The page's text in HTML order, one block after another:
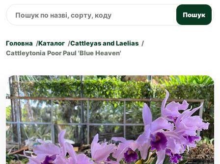
Пошук
Головна Каталог
Cattleyas and Laelias
Cattleytonia Poor Paul 'Blue Heaven'